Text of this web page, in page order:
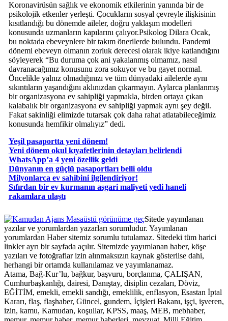
Koronavirüsün sağlık ve ekonomik etkilerinin yanında bir de
psikolojik etkenler yerleşti. Çocukların sosyal çevreyle ilişkisinin
kısıtlandığı bu dönemde aileler, doğru yaklaşım modelleri
konusunda uzmanların kapılarını çalıyor.Psikolog Dilara Ocak,
bu noktada ebeveynlere bir takım önerilerde bulundu. Pandemi
dönemi ebeveyn olmanın zorluk derecesi olarak ikiye katlandığını
söyleyerek “Bu duruma çok ani yakalanmış olmamız, nasıl
davranacağımız konusunu zora sokuyor ve bu gayet normal.
Öncelikle yalnız olmadığınızı ve tüm dünyadaki ailelerde aynı
sıkıntıların yaşandığını aklınızdan çıkarmayın. Aylarca planlanmış
bir organizasyona ev sahipliği yapmakla, birden ortaya çıkan
kalabalık bir organizasyona ev sahipliği yapmak aynı şey değil.
Fakat sakinliği elimizde tutarsak çok daha rahat atlatabileceğimiz
konusunda hemfikir olmalıyız” dedi.
Yeşil pasaportta yeni dönem!
Yeni dönem okul kıyafetlerinin detayları belirlendi
WhatsApp’a 4 yeni özellik geldi
Dünyanın en güçlü pasaportları belli oldu
Milyonlarca ev sahibini ilgilendiriyor!
Sıfırdan bir ev kurmanın asgari maliyeti yedi haneli
rakamlara ulaştı
Masaüstü görünüme geçSitede yayımlanan
yazılar ve yorumlardan yazarları sorumludur. Yayımlanan
yorumlardan Haber sitemiz sorumlu tutulamaz. Sitedeki tüm harici
linkler ayrı bir sayfada açılır. Sitemizde yayımlanan haber, köşe
yazıları ve fotoğraflar izin alınmaksızın kaynak gösterilse dahi,
herhangi bir ortamda kullanılamaz ve yayımlanamaz.
Atama, Bağ-Kur’lu, bağkur, başvuru, borçlanma, ÇALIŞAN,
Cumhurbaşkanlığı, dairesi, Danıştay, disiplin cezaları, Döviz,
EĞİTİM, emekli, emekli sandığı, emeklilik, enflasyon, Esastan İptal
Kararı, flaş, flaşhaber, Güncel, gundem, İçişleri Bakanı, işçi, işveren,
izin, kamu, Kamudan, koşullar, KPSS, maaş, MEB, mebhaber,